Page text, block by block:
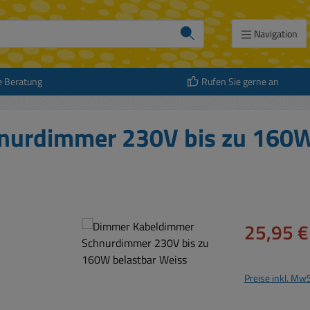
Navigation
Beratung Rufen Sie gerne an
230V bis zu
Verkaufspreis:
25,95 €
Preise inkl.